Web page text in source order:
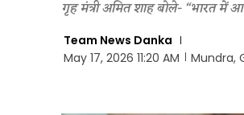
गृह मंत्री अमित शाह बोले- “भारत में
Team News Danka
May 17, 2026 11:20 AM
Mundra,